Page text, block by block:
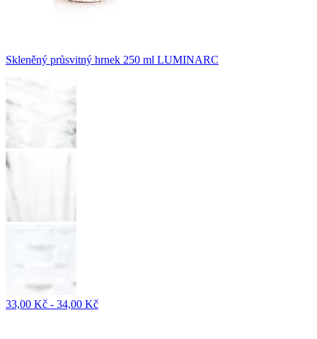
Skleněný průsvitný hrnek 250 ml LUMINARC
33,00 Kč - 34,00 Kč